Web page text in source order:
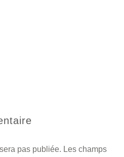
pas publiée. Les champs